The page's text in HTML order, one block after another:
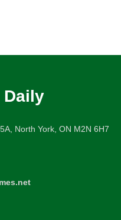
Daily
North York, ON M2N 6H7